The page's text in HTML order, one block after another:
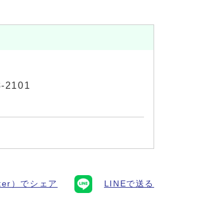
2101
）でシェア LINEで送る